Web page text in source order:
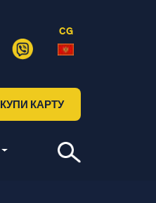
CG
КУПИ КАРТУ